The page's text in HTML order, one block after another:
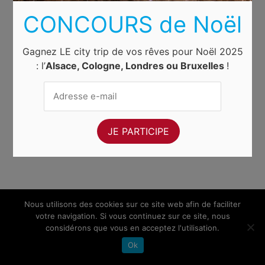
Nous utilisons des cookies sur ce site web afin de faciliter
votre navigation. Si vous continuez sur ce site, nous
considérons que vous en acceptez l'utilisation.
Ok
CONCOURS de Noël
Gagnez LE city trip de vos rêves pour Noël 2025
: l’Alsace, Cologne, Londres ou Bruxelles !